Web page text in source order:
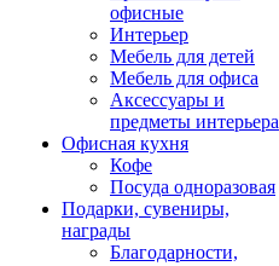
офисные
Интерьер
Мебель для детей
Мебель для офиса
Аксессуары и
предметы интерьера
Офисная кухня
Кофе
Посуда одноразовая
Подарки, сувениры,
награды
Благодарности,